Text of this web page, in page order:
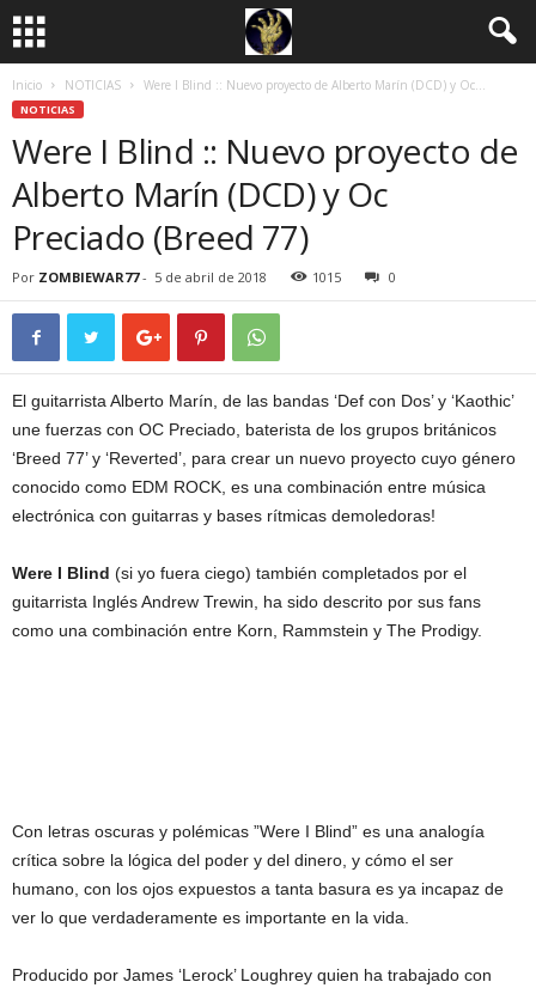
Inicio NOTICIAS Were I Blind :: Nuevo proyecto de Alberto Marín (DCD) y Oc...
NOTICIAS
Were I Blind :: Nuevo proyecto de
Alberto Marín (DCD) y Oc
Preciado (Breed 77)
Por ZOMBIEWAR77- 5 de abril de 2018 1015 0
El guitarrista Alberto Marín, de las bandas ‘Def con Dos’ y ‘Kaothic’
une fuerzas con OC Preciado, baterista de los grupos británicos
‘Breed 77’ y ‘Reverted’, para crear un nuevo proyecto cuyo género
conocido como EDM ROCK, es una combinación entre música
electrónica con guitarras y bases rítmicas demoledoras!
Were I Blind (si yo fuera ciego) también completados por el
guitarrista Inglés Andrew Trewin, ha sido descrito por sus fans
como una combinación entre Korn, Rammstein y The Prodigy.
Con letras oscuras y polémicas ”Were I Blind” es una analogía
crítica sobre la lógica del poder y del dinero, y cómo el ser
humano, con los ojos expuestos a tanta basura es ya incapaz de
ver lo que verdaderamente es importante en la vida.
Producido por James ‘Lerock’ Loughrey quien ha trabajado con